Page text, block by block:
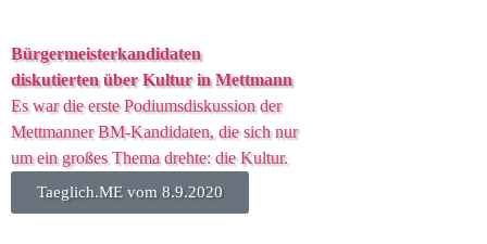
Bürgermeisterkandidaten
diskutierten über Kultur in Mettmann
Es war die erste Podiumsdiskussion der
Mettmanner BM-Kandidaten, die sich nur
um ein großes Thema drehte: die Kultur.
Taeglich.ME vom 8.9.2020